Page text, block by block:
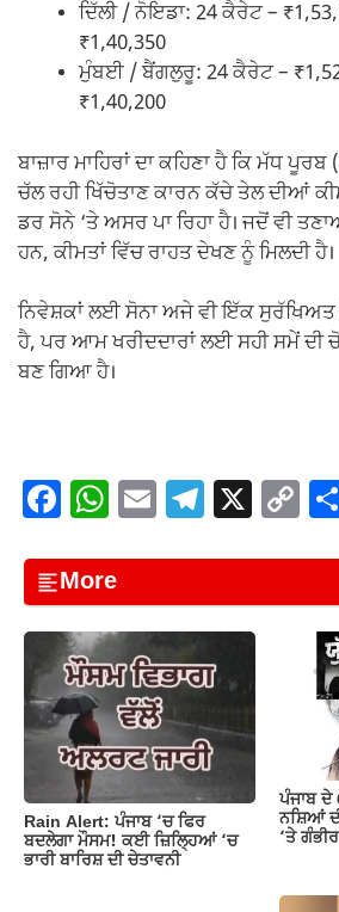
ਦਿੱਲੀ / ਨੋਇਡਾ: 24 ਕੈਰੇਟ –
₹1,40,350
ਮੁੰਬਈ / ਬੈਂਗਲੁਰੂ: 24 ਕੈਰੇਟ –
₹1,40,200
ਬਾਜ਼ਾਰ ਮਾਹਿਰਾਂ ਦਾ ਕਹਿਣਾ ਹੈ ਕਿ ਮੱਧ
ਚੱਲ ਰਹੀ ਖਿੱਚੋਤਾਣ ਕਾਰਨ ਕੱਚੇ ਤੇਲ ਦੀਆਂ
ਡਰ ਸੋਨੇ ‘ਤੇ ਅਸਰ ਪਾ ਰਿਹਾ ਹੈ। ਜਦੋਂ ਵੀ
ਹਨ, ਕੀਮਤਾਂ ਵਿੱਚ ਰਾਹਤ ਦੇਖਣ ਨੂੰ ਮਿਲਦੀ ਹੈ।
ਨਿਵੇਸ਼ਕਾਂ ਲਈ ਸੋਨਾ ਅਜੇ ਵੀ ਇੱਕ
ਹੈ, ਪਰ ਆਮ ਖਰੀਦਦਾਰਾਂ ਲਈ ਸਹੀ ਸਮੇਂ ਦੀ
ਬਣ ਗਿਆ ਹੈ।
F
c
e
b
o
o
k
W
at
s
A
p
p
E
ail
T
e
gr
a
m
X C
p
y
Li
n
More
Rain Alert: ਪੰਜਾਬ ‘ਚ ਫਿਰ
ਬਦਲੇਗਾ ਮੌਸਮ! ਕਈ ਜ਼ਿਲ੍ਹਿਆਂ ‘ਚ
ਭਾਰੀ ਬਾਰਿਸ਼ ਦੀ ਚੇਤਾਵਨੀ
ਪੰਜਾਬ ਦੇ
ਨਸ਼ਿਆਂ
‘ਤੇ